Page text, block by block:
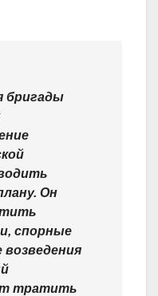
бригады
Он
спорные
тратить